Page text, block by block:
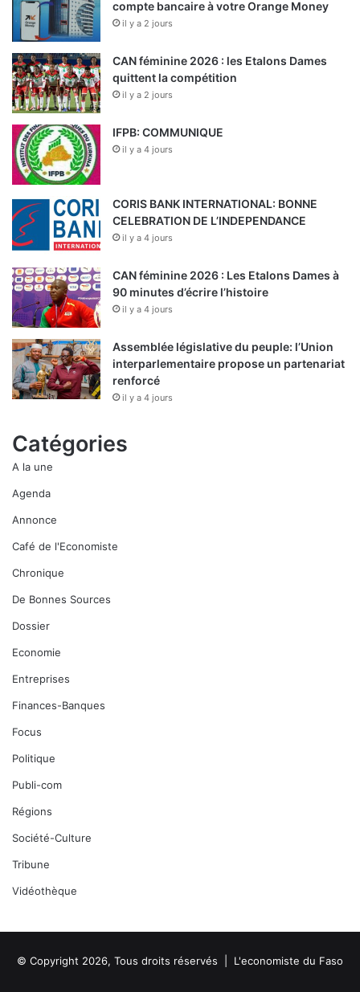
compte bancaire à votre Orange Money
il y a 2 jours
CAN féminine 2026 : les Etalons Dames
quittent la compétition
il y a 2 jours
IFPB: COMMUNIQUE
il y a 4 jours
CORIS BANK INTERNATIONAL: BONNE
CELEBRATION DE L’INDEPENDANCE
il y a 4 jours
CAN féminine 2026 : Les Etalons Dames à
90 minutes d’écrire l’histoire
il y a 4 jours
Assemblée législative du peuple: l’Union
interparlementaire propose un partenariat
renforcé
il y a 4 jours
Catégories
A la une
Agenda
Annonce
Café de l'Economiste
Chronique
De Bonnes Sources
Dossier
Economie
Entreprises
Finances-Banques
Focus
Politique
Publi-com
Régions
Société-Culture
Tribune
Vidéothèque
© Copyright 2026, Tous droits réservés | L'economiste du Faso